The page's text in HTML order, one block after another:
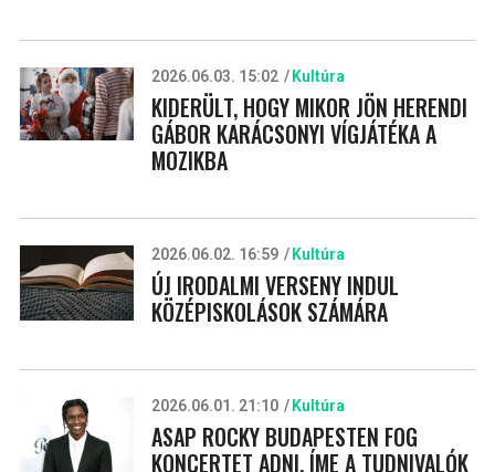
2026.06.03. 15:02 Kultúra
KIDERÜLT, HOGY MIKOR JÖN HERENDI
GÁBOR KARÁCSONYI VÍGJÁTÉKA A
MOZIKBA
2026.06.02. 16:59 Kultúra
ÚJ IRODALMI VERSENY INDUL
KÖZÉPISKOLÁSOK SZÁMÁRA
2026.06.01. 21:10 Kultúra
ASAP ROCKY BUDAPESTEN FOG
KONCERTET ADNI, ÍME A TUDNIVALÓK